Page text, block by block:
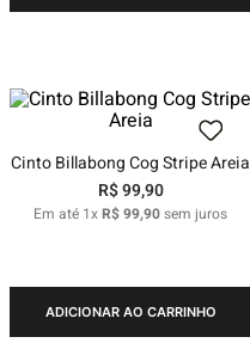
Cinto Billabong Cog Stripe Areia
R$99,90
Em até 1xR$99,90sem juros
ADICIONAR AO CARRINHO